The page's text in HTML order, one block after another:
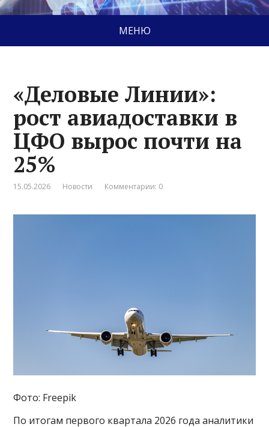
МЕНЮ
«Деловые Линии»:
рост авиадоставки в
ЦФО вырос почти на
25%
15.05.2026 Новости Комментарии: 0
Фото: Freepik
По итогам первого квартала 2026 года аналитики